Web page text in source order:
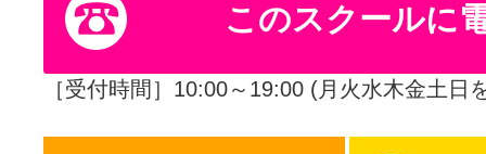
このスクールに
［受付時間］10:00～19:00 (月火水木金土日